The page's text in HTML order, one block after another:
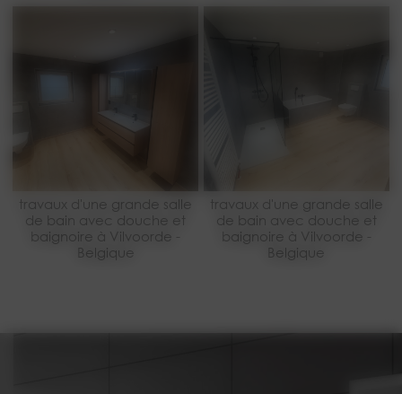
travaux d'une grande salle
de bain avec douche et
baignoire à Vilvoorde -
Belgique
travaux d'une grande salle
de bain avec douche et
baignoire à Vilvoorde -
Belgique